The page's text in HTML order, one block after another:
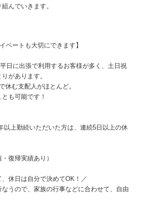
んでいきます。
ベートも大切にできます】
日に出張で利用するお客様が多く、土日祝
があります。
休む支配人がほとんど。
も可能です！
以上勤続いただいた方は、連続5日以上の休
復帰実績あり）
休日は自分で決めてOK！／
うので、家族の行事などに合わせて、自由